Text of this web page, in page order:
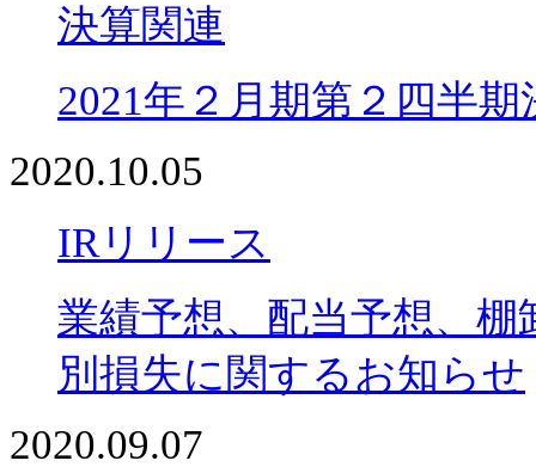
決算関連
2021年２月期第２四半
2020.10.05
IRリリース
業績予想、配当予想、
別損失に関するお知らせ
2020.09.07